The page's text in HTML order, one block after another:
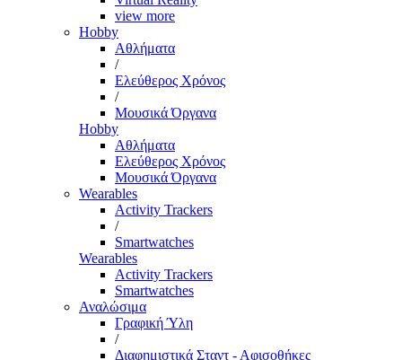
view more
Hobby
Αθλήματα
/
Ελεύθερος Χρόνος
/
Μουσικά Όργανα
Hobby
Αθλήματα
Ελεύθερος Χρόνος
Μουσικά Όργανα
Wearables
Activity Trackers
/
Smartwatches
Wearables
Activity Trackers
Smartwatches
Αναλώσιμα
Γραφική Ύλη
/
Διαφημιστικά Σταντ - Αφισοθήκες